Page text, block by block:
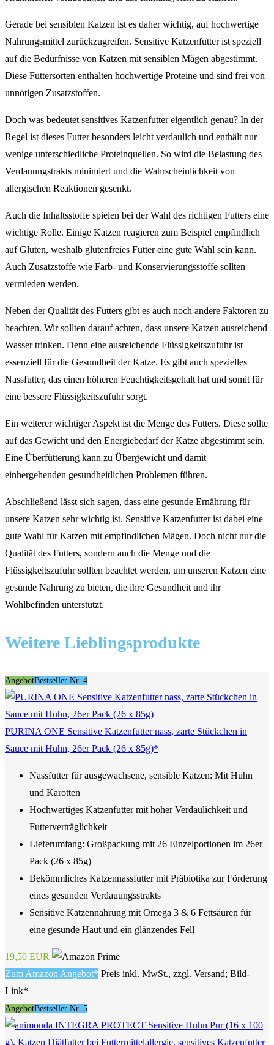
Gerade bei sensiblen Katzen ist es daher wichtig, auf hochwertige
Nahrungsmittel zurückzugreifen. Sensitive Katzenfutter ist speziell
auf die Bedürfnisse von Katzen mit sensiblen Mägen abgestimmt.
Diese Futtersorten enthalten hochwertige Proteine und sind frei von
unnötigen Zusatzstoffen.
Doch was bedeutet sensitives Katzenfutter eigentlich genau? In der
Regel ist dieses Futter besonders leicht verdaulich und enthält nur
wenige unterschiedliche Proteinquellen. So wird die Belastung des
Verdauungstrakts minimiert und die Wahrscheinlichkeit von
allergischen Reaktionen gesenkt.
Auch die Inhaltsstoffe spielen bei der Wahl des richtigen Futters eine
wichtige Rolle. Einige Katzen reagieren zum Beispiel empfindlich
auf Gluten, weshalb glutenfreies Futter eine gute Wahl sein kann.
Auch Zusatzstoffe wie Farb- und Konservierungsstoffe sollten
vermieden werden.
Neben der Qualität des Futters gibt es auch noch andere Faktoren zu
beachten. Wir sollten darauf achten, dass unsere Katzen ausreichend
Wasser trinken. Denn eine ausreichende Flüssigkeitszufuhr ist
essenziell für die Gesundheit der Katze. Es gibt auch spezielles
Nassfutter, das einen höheren Feuchtigkeitsgehalt hat und somit für
eine bessere Flüssigkeitszufuhr sorgt.
Ein weiterer wichtiger Aspekt ist die Menge des Futters. Diese sollte
auf das Gewicht und den Energiebedarf der Katze abgestimmt sein.
Eine Überfütterung kann zu Übergewicht und damit
einhergehenden gesundheitlichen Problemen führen.
Abschließend lässt sich sagen, dass eine gesunde Ernährung für
unsere Katzen sehr wichtig ist. Sensitive Katzenfutter ist dabei eine
gute Wahl für Katzen mit empfindlichen Mägen. Doch nicht nur die
Qualität des Futters, sondern auch die Menge und die
Flüssigkeitszufuhr sollten beachtet werden, um unseren Katzen eine
gesunde Nahrung zu bieten, die ihre Gesundheit und ihr
Wohlbefinden unterstützt.
Weitere Lieblingsprodukte
AngebotBestseller Nr. 4
PURINA ONE Sensitive Katzenfutter nass, zarte Stückchen in
Sauce mit Huhn, 26er Pack (26 x 85g)*
Nassfutter für ausgewachsene, sensible Katzen: Mit Huhn
und Karotten
Hochwertiges Katzenfutter mit hoher Verdaulichkeit und
Futterverträglichkeit
Lieferumfang: Großpackung mit 26 Einzelportionen im 26er
Pack (26 x 85g)
Bekömmliches Katzennassfutter mit Präbiotika zur Förderung
eines gesunden Verdauungsstrakts
Sensitive Katzennahrung mit Omega 3 & 6 Fettsäuren für
eine gesunde Haut und ein glänzendes Fell
19,50 EUR
Zum Amazon Angebot* Preis inkl. MwSt., zzgl. Versand; Bild-
Link*
AngebotBestseller Nr. 5